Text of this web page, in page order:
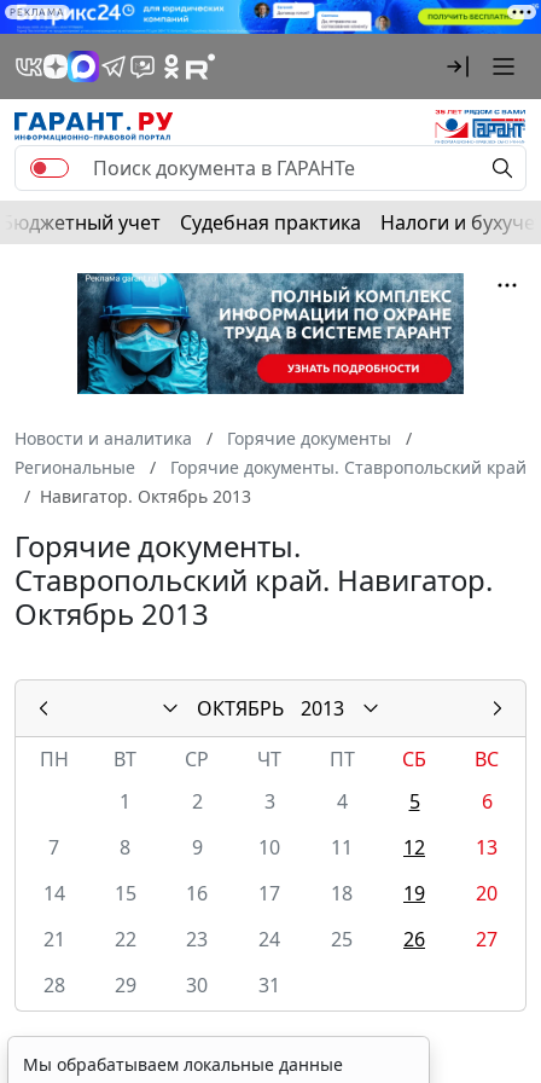
РЕКЛАМА
Бюджетный учет Судебная практика Налоги и
Новости и аналитика
Горячие документы
Региональные
Горячие документы. Ставропольский край
Навигатор. Октябрь 2013
Горячие документы.
Ставропольский край. Навигатор.
Октябрь 2013
ОКТЯБРЬ
2013
ПН
ВТ СР ЧТ ПТ СБ
ВС
1
2 3 4 5
6
7
8 9 10 11 12
13
14
15 16 17 18 19
20
21
22 23 24 25 26
27
28
29 30 31
Мы обрабатываем локальные данные